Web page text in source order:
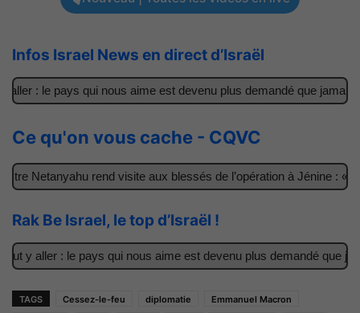
Infos Israel News en direct d’Israël
: le pays qui nous aime est devenu plus demandé que jamais
Ce qu'on vous cache - CQVC
Netanyahu rend visite aux blessés de l’opération à Jénine : «
Rak Be Israel, le top d’Israël !
y aller : le pays qui nous aime est devenu plus demandé que
TAGS Cessez-le-feu diplomatie
Emmanuel Macron